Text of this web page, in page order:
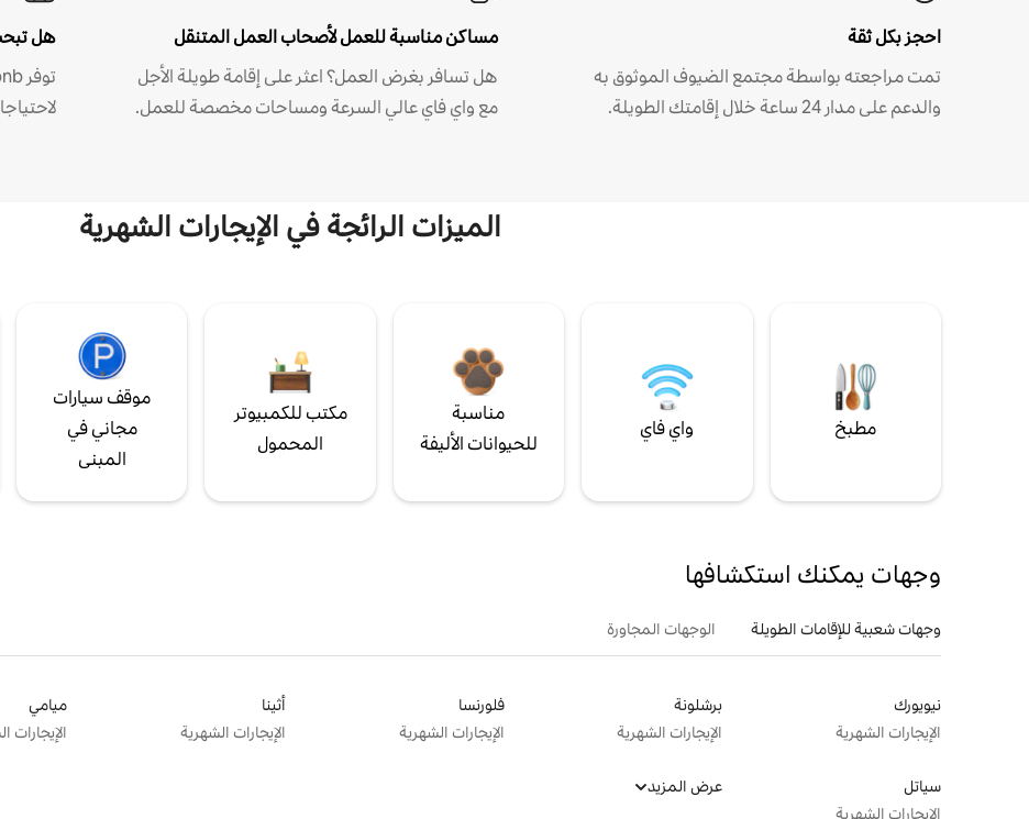
احجز بكل ثقة
تمت مراجعته بواسطة مجتمع الضيوف الموثوق به
والدعم على مدار 24 ساعة خلال إقامتك الطويلة.
مساكن مناسبة للعمل لأصحاب العمل المتنقل
هل تسافر بغرض العمل؟ اعثر على إقامة طويلة الأجل
مع واي فاي عالي السرعة ومساحات مخصصة للعمل.
هل
الميزات الرائجة في الإيجارات الشهرية
مطبخ واي فاي
مناسبة
للحيوانات الأليفة
مكتب للكمبيوتر
المحمول
موقف سيارات
مجاني في
المبنى
وجهات يمكنك استكشافها
وجهات شعبية للإقامات الطويلة الوجهات المجاورة
نيويورك
الإيجارات الشهرية
برشلونة
الإيجارات الشهرية
فلورنسا
الإيجارات الشهرية
أثينا
الإيجارات الشهرية
ميامي
الإيجارات
سياتل
الإيجارات الشهرية
عرض المزيد